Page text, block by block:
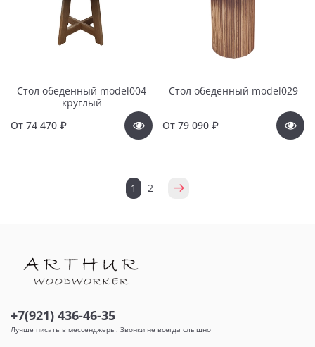
Стол обеденный model004
круглый
От 74 470 ₽
Стол обеденный model029
От 79 090 ₽
1 2
+7(921) 436-46-35
Лучше писать в мессенджеры. Звонки не всегда слышно